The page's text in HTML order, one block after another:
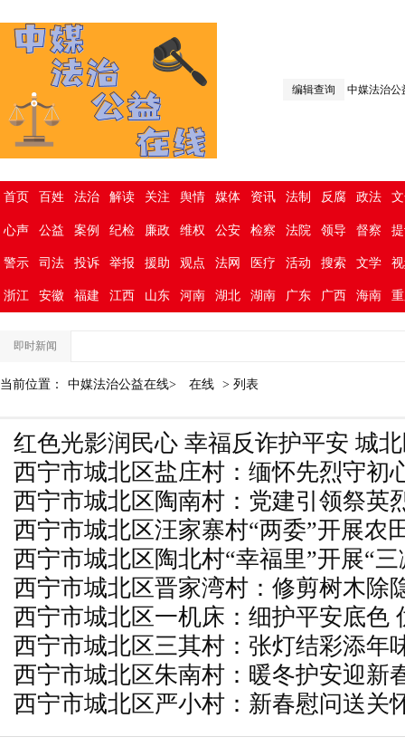
编辑查询 中媒法治公
首页 百姓 法治 解读 关注 舆情 媒体 资讯 法制 反腐 政法
心声 公益 案例 纪检 廉政 维权 公安 检察 法院 领导 督察
警示 司法 投诉 举报 援助 观点 法网 医疗 活动 搜索 文学
浙江 安徽 福建 江西 山东 河南 湖北 湖南 广东 广西 海南
即时新闻
当前位置： 中媒法治公益在线> 在线 > 列表
红色光影润民心 幸福反诈护平安 城
展公益露天电影放映活动
西宁市城北区盐庄村：缅怀先烈守初
西宁市城北区陶南村：党建引领祭英
西宁市城北区汪家寨村“两委”开展农
作
西宁市城北区陶北村“幸福里”开展“
宣传活动
西宁市城北区晋家湾村：修剪树木除
安
西宁市城北区一机床：细护平安底色
西宁市城北区三其村：张灯结彩添年
西宁市城北区朱南村：暖冬护安迎新
西宁市城北区严小村：新春慰问送关